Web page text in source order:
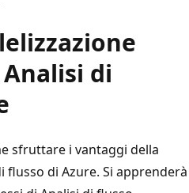
di
sfruttare i vantaggi della
flusso di Azure. Si apprenderà